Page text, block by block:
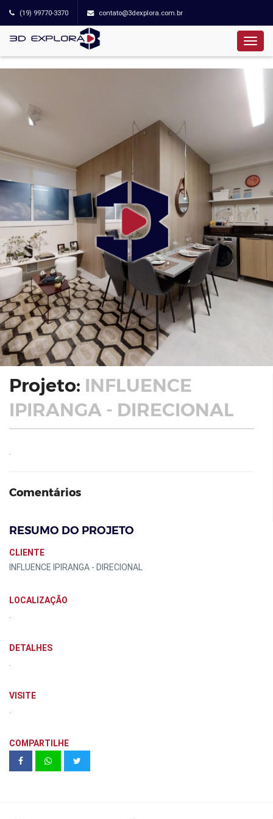
(19) 99770-3370 contato@3dexplora.com.br
Projeto: INFLUENCE
IPIRANGA - DIRECIONAL
Comentários
RESUMO DO PROJETO
CLIENTE
INFLUENCE IPIRANGA - DIRECIONAL
LOCALIZAÇÃO
DETALHES
VISITE
COMPARTILHE
Le Premier Sainte-Helène